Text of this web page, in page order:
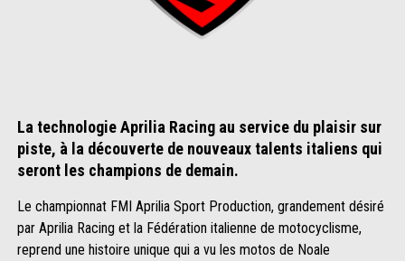
La technologie Aprilia Racing au service du plaisir sur
piste, à la découverte de nouveaux talents italiens qui
seront les champions de demain.
Le championnat FMI Aprilia Sport Production, grandement désiré
par Aprilia Racing et la Fédération italienne de motocyclisme,
reprend une histoire unique qui a vu les motos de Noale